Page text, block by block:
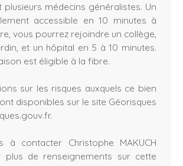
plusieurs médecins généralistes. Un
accessible en 10 minutes à
vous pourrez rejoindre un collège,
et un hôpital en 5 à 10 minutes.
est éligible à la fibre.
sur les risques auxquels ce bien
disponibles sur le site Géorisques
à contacter Christophe MAKUCH
plus de renseignements sur cette